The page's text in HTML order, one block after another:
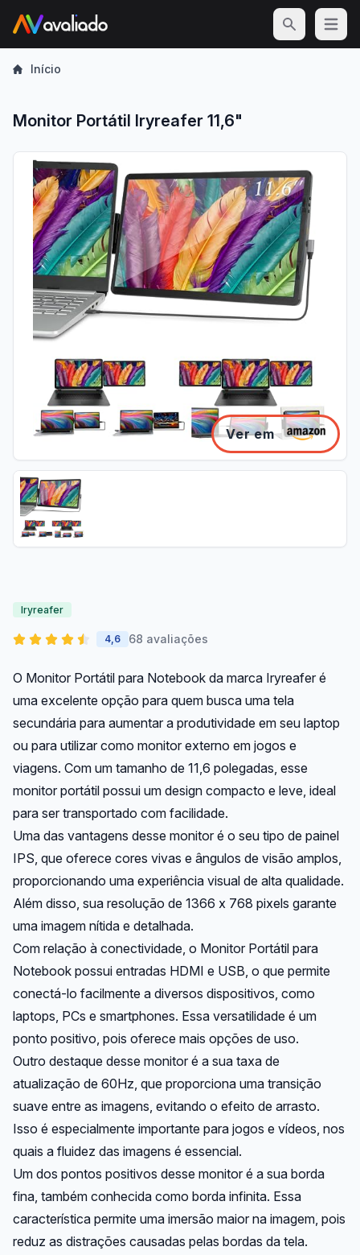
Open
Início
Monitor Portátil Iryreafer 11,6"
Ver em
Iryreafer
4,6 68 avaliações
O Monitor Portátil para Notebook da marca Iryreafer é
uma excelente opção para quem busca uma tela
secundária para aumentar a produtividade em seu laptop
ou para utilizar como monitor externo em jogos e
viagens. Com um tamanho de 11,6 polegadas, esse
monitor portátil possui um design compacto e leve, ideal
para ser transportado com facilidade.
Uma das vantagens desse monitor é o seu tipo de painel
IPS, que oferece cores vivas e ângulos de visão amplos,
proporcionando uma experiência visual de alta qualidade.
Além disso, sua resolução de 1366 x 768 pixels garante
uma imagem nítida e detalhada.
Com relação à conectividade, o Monitor Portátil para
Notebook possui entradas HDMI e USB, o que permite
conectá-lo facilmente a diversos dispositivos, como
laptops, PCs e smartphones. Essa versatilidade é um
ponto positivo, pois oferece mais opções de uso.
Outro destaque desse monitor é a sua taxa de
atualização de 60Hz, que proporciona uma transição
suave entre as imagens, evitando o efeito de arrasto.
Isso é especialmente importante para jogos e vídeos, nos
quais a fluidez das imagens é essencial.
Um dos pontos positivos desse monitor é a sua borda
fina, também conhecida como borda infinita. Essa
característica permite uma imersão maior na imagem, pois
reduz as distrações causadas pelas bordas da tela.